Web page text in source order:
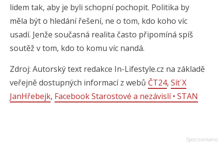
lidem tak, aby je byli schopní pochopit. Politika by
měla být o hledání řešení, ne o tom, kdo koho víc
usadí. Jenže současná realita často připomíná spíš
soutěž v tom, kdo to komu víc nandá.
Zdroj: Autorský text redakce In-Lifestyle.cz na základě
veřejně dostupných informací z webů ČT24, Síť X
JanHřebejk, Facebook Starostové a nezávislí • STAN